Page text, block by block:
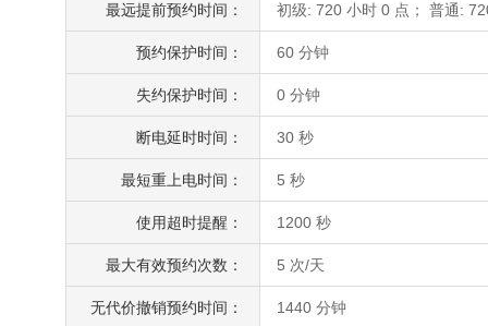
最远提前预约时间： 初级: 720 小时 0 点； 普通:
预约保护时间： 60 分钟
失约保护时间： 0 分钟
断电延时时间： 30 秒
最短重上电时间： 5 秒
使用超时提醒： 1200 秒
最大有效预约次数： 5 次/天
无代价撤销预约时间： 1440 分钟